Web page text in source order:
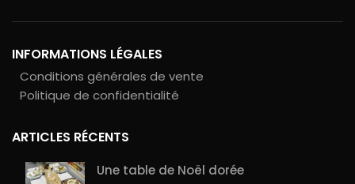
INFORMATIONS LÉGALES
Conditions générales de vente
Politique de confidentialité
ARTICLES RÉCENTS
Une table de Noël dorée